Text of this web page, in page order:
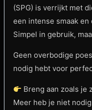
(SPG) is verrijkt met
een intense smaak
Simpel in gebruik,
Geen overbodige
nodig hebt voor
Breng aan zoals je
Meer heb je niet